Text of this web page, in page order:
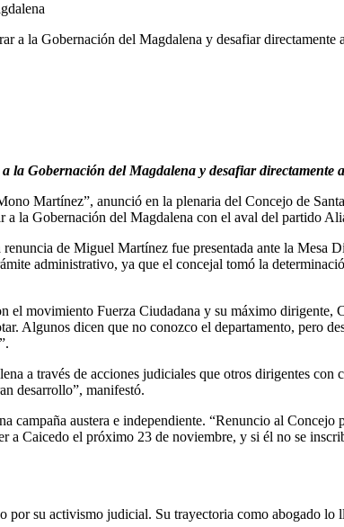
a la Gobernación del Magdalena y desafiar directamente
Gobernación del Magdalena y desafiar directamente
Martínez”, anunció en la plenaria del Concejo de
a la Gobernación del Magdalena con el aval del partido
de Miguel Martínez fue presentada ante la Mesa
administrativo, ya que el concejal tomó la
el movimiento Fuerza Ciudadana y su máximo
Algunos dicen que no conozco el departamento, pero
a través de acciones judiciales que otros dirigentes
desarrollo”, manifestó.
austera e independiente. “Renuncio al Concejo
Caicedo el próximo 23 de noviembre, y si él no se
su activismo judicial. Su trayectoria como abogado lo